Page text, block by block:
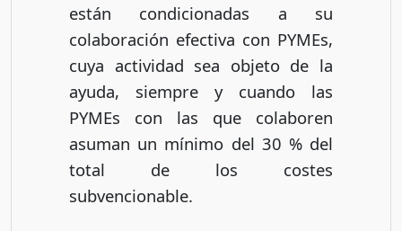
están condicionadas a su
colaboración efectiva con PYMEs,
cuya actividad sea objeto de la
ayuda, siempre y cuando las
PYMEs con las que colaboren
asuman un mínimo del 30 % del
total de los costes
subvencionable.